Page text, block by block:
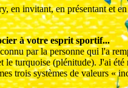
en invitant, en présentant et
à votre esprit sportif...
par la personne qui l'a
turquoise (plénitude). J'ai été
trois systèmes de valeurs «